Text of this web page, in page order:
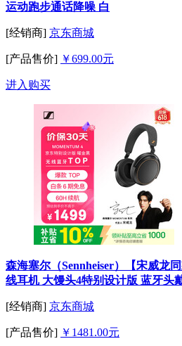
运动跑步通话降噪 白
[经销商] 京东商城
[产品售价] ￥699.00元
进入购买
森海塞尔（Sennheiser）【宋威龙
线耳机 大馒头4特别设计版 蓝牙头
[经销商] 京东商城
[产品售价] ￥1481.00元